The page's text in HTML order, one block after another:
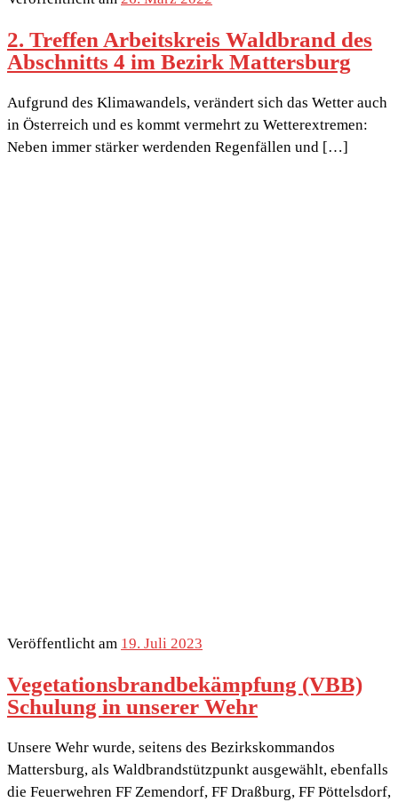
2. Treffen Arbeitskreis Waldbrand des
Abschnitts 4 im Bezirk Mattersburg
Aufgrund des Klimawandels, verändert sich das Wetter auch
in Österreich und es kommt vermehrt zu Wetterextremen:
Neben immer stärker werdenden Regenfällen und […]
Veröffentlicht am 19. Juli 2023
Vegetationsbrandbekämpfung (VBB)
Schulung in unserer Wehr
Unsere Wehr wurde, seitens des Bezirkskommandos
Mattersburg, als Waldbrandstützpunkt ausgewählt, ebenfalls
die Feuerwehren FF Zemendorf, FF Draßburg, FF Pöttelsdorf,